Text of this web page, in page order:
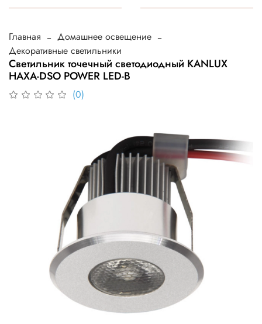
Главная
Домашнее освещение
Декоративные светильники
Светильник точечный светодиодный KANLUX
HAXA-DSO POWER LED-B
(0)